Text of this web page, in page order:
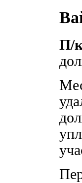
П/